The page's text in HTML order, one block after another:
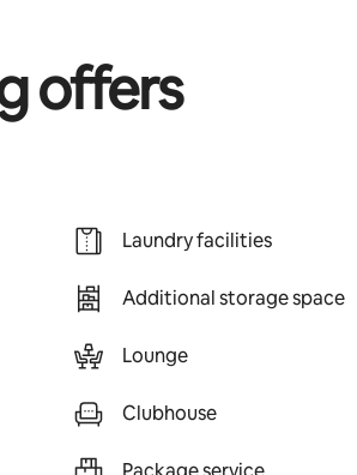
offers
Laundry facilities
Additional storage space
Lounge
Clubhouse